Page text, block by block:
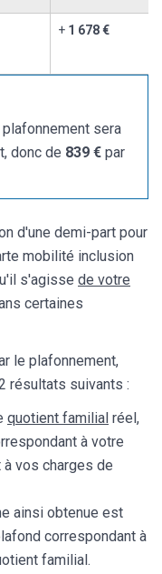
+ 1 678 €
sera
donc de 839 € par
d'une demi-part pour
mobilité inclusion
s'agisse de votre
certaines
le plafonnement,
résultats suivants :
quotient familial réel,
à votre
vos charges de
ainsi obtenue est
correspondant à
familial.